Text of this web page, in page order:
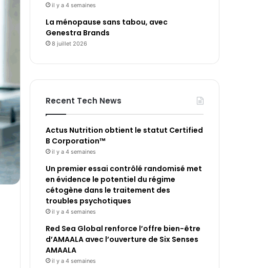
il y a 4 semaines
La ménopause sans tabou, avec
Genestra Brands
8 juillet 2026
Recent Tech News
Actus Nutrition obtient le statut Certified
B Corporation™
il y a 4 semaines
Un premier essai contrôlé randomisé met
en évidence le potentiel du régime
cétogène dans le traitement des
troubles psychotiques
il y a 4 semaines
Red Sea Global renforce l’offre bien-être
d’AMAALA avec l’ouverture de Six Senses
AMAALA
il y a 4 semaines